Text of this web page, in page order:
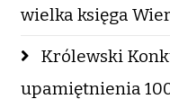
wielka księga
Królewski
upamiętnienia